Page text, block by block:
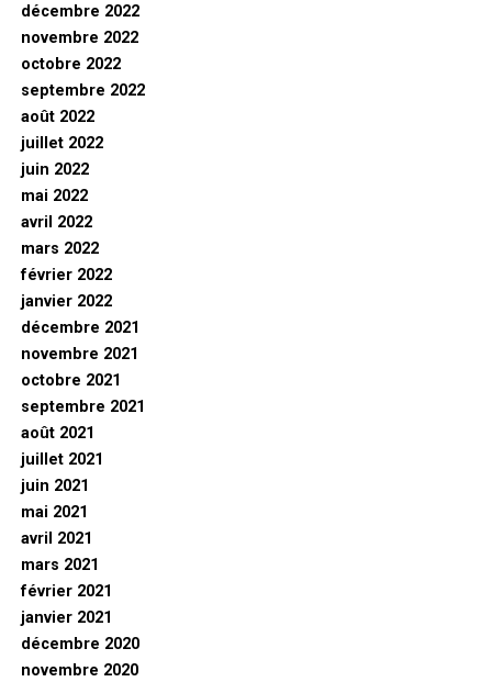
décembre 2022
novembre 2022
octobre 2022
septembre 2022
août 2022
juillet 2022
juin 2022
mai 2022
avril 2022
mars 2022
février 2022
janvier 2022
décembre 2021
novembre 2021
octobre 2021
septembre 2021
août 2021
juillet 2021
juin 2021
mai 2021
avril 2021
mars 2021
février 2021
janvier 2021
décembre 2020
novembre 2020